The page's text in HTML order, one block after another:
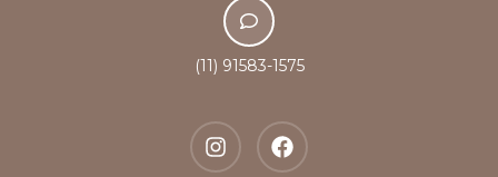
(11) 91583-1575